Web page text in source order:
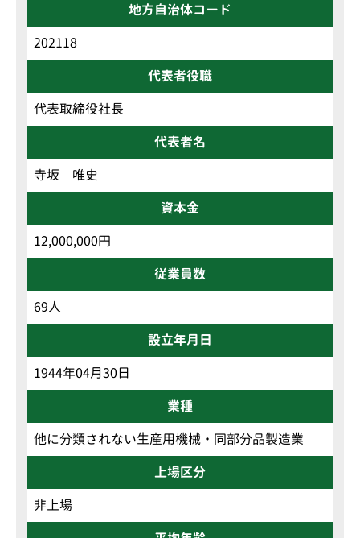
地方自治体コード
202118
代表者役職
代表取締役社長
代表者名
寺坂 唯史
資本金
12,000,000円
従業員数
69人
設立年月日
1944年04月30日
業種
他に分類されない生産用機械・同部分品製造業
上場区分
非上場